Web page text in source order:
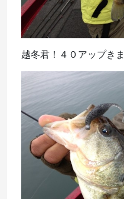
越冬君！４０アップき